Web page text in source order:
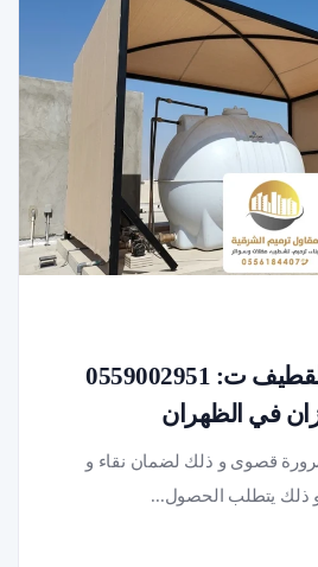
مظلات خرانات القطيف ت: 0559002951
في الظهران
قصوى و ذلك لضمان نقاء و
ذلك يتطلب الحصول...